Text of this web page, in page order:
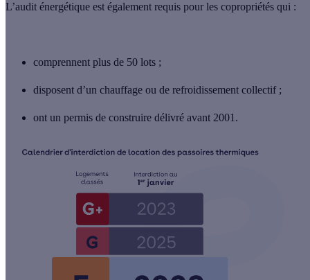
L’audit énergétique est également requis pour les copropriétés qui :
comprennent plus de 50 lots ;
disposent d’un chauffage ou de refroidissement collectif ;
ont un permis de construire délivré avant 2001.